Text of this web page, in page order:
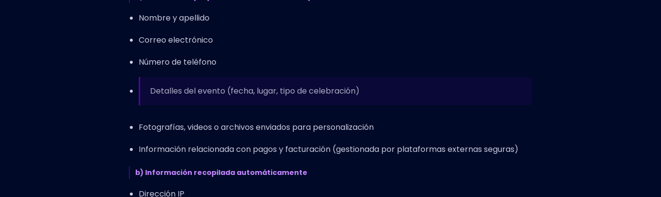
Nombre y apellido
Correo electrónico
Número de teléfono
Detalles del evento (fecha, lugar, tipo de celebración)
Fotografías, videos o archivos enviados para personalización
Información relacionada con pagos y facturación (gestionada por plataformas externas seguras)
b) Información recopilada automáticamente
Dirección IP